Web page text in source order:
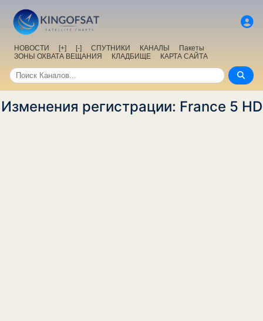
НОВОСТИ [+] [-] СПУТНИКИ КАНАЛЫ
Пакеты
ЗОНЫ ОХВАТА ВЕЩАНИЯ
КЛАДБИЩЕ КАРТА САЙТА
Изменения регистрации: France 5 HD